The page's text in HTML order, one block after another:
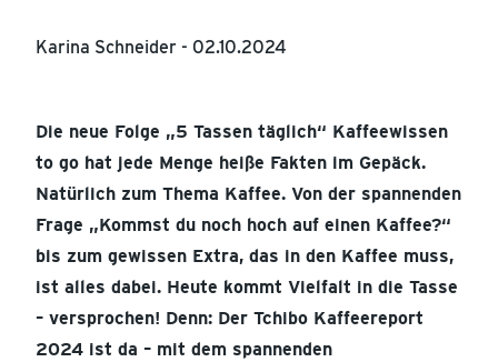
Karina Schneider - 02.10.2024
Die neue Folge „5 Tassen täglich“ Kaffeewissen
to go hat jede Menge heiße Fakten im Gepäck.
Natürlich zum Thema Kaffee. Von der spannenden
Frage „Kommst du noch hoch auf einen Kaffee?“
bis zum gewissen Extra, das in den Kaffee muss,
ist alles dabei. Heute kommt Vielfalt in die Tasse
– versprochen! Denn: Der Tchibo Kaffeereport
2024 ist da – mit dem spannenden